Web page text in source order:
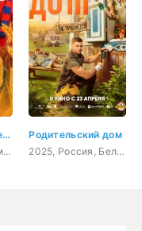
Кузя. Путь к успеху
2026, Россия, комедия
Родительский дом
2025, Россия, Беларусь, комедия, семейный